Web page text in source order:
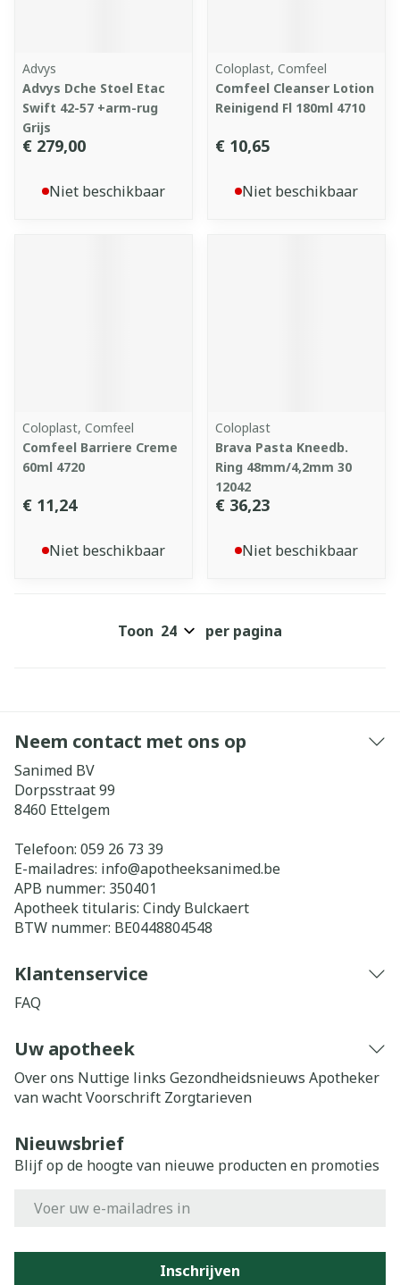
Advys
Advys Dche Stoel Etac
Swift 42-57 +arm-rug
Grijs
€ 279,00
Niet beschikbaar
Coloplast, Comfeel
Comfeel Cleanser Lotion
Reinigend Fl 180ml 4710
€ 10,65
Niet beschikbaar
Coloplast, Comfeel
Comfeel Barriere Creme
60ml 4720
€ 11,24
Niet beschikbaar
Coloplast
Brava Pasta Kneedb.
Ring 48mm/4,2mm 30
12042
€ 36,23
Niet beschikbaar
Toon per pagina
Neem contact met ons op
Sanimed BV
Dorpsstraat 99
8460 Ettelgem
Telefoon: 059 26 73 39
E-mailadres: info@apotheeksanimed.be
APB nummer: 350401
Apotheek titularis: Cindy Bulckaert
BTW nummer: BE0448804548
Klantenservice
FAQ
Uw apotheek
Over ons Nuttige links Gezondheidsnieuws Apotheker
van wachtVoorschrift Zorgtarieven
Nieuwsbrief
Blijf op de hoogte van nieuwe producten en promoties
Inschrijven